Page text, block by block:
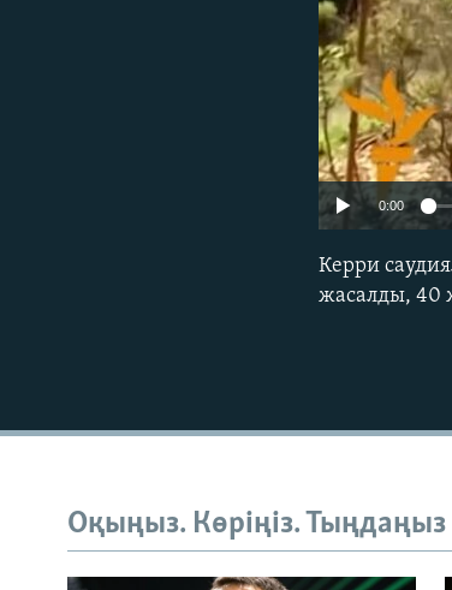
0:00
Керри
жасалды, 40
Оқыңыз. Көріңіз. Тыңдаңыз